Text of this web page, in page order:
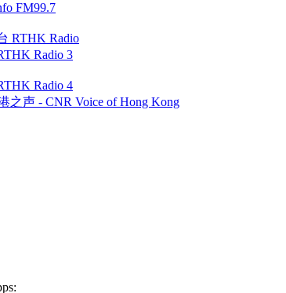
FM99.7
RTHK Radio
Radio 3
Radio 4
之声 - CNR Voice of Hong Kong